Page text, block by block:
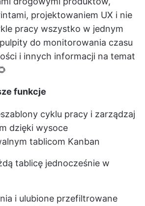
projektowaniem UX i nie
pracy wszystko w jednym
do monitorowania czasu
i innych informacji na temat
funkcje
szablony cyklu pracy i zarządzaj
dzięki wysoce
tablicom Kanban
tablicę jednocześnie w
i ulubione przefiltrowane